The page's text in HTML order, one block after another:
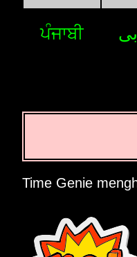
ਪੰਜਾਬੀ
Time Genie